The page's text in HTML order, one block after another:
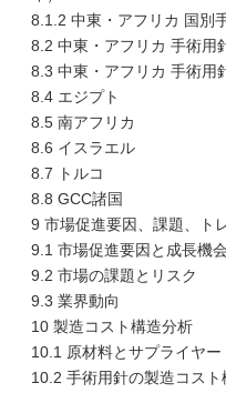
8.1.2 中東・アフリカ 国別
8.2 中東・アフリカ 手術用
8.3 中東・アフリカ 手術用
8.4 エジプト
8.5 南アフリカ
8.6 イスラエル
8.7 トルコ
8.8 GCC諸国
9 市場促進要因、課題、ト
9.1 市場促進要因と成長機会
9.2 市場の課題とリスク
9.3 業界動向
10 製造コスト構造分析
10.1 原材料とサプライヤー
10.2 手術用針の製造コスト